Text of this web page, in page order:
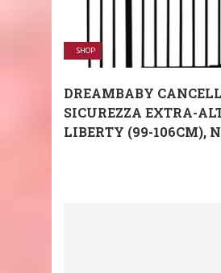
SHOP
DREAMBABY
SICUREZZA EXTRA-
LIBERTY (99-106CM),